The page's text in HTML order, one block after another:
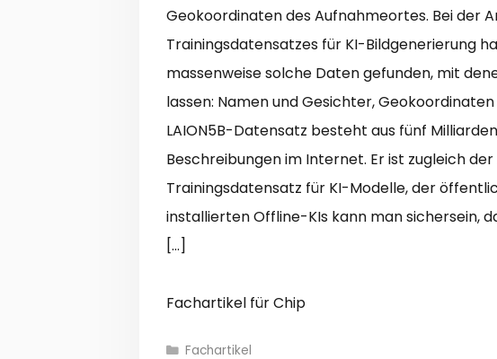
Geokoordinaten des Aufnahmeortes. Bei der
Trainingsdatensatzes für KI-Bildgenerierung
massenweise solche Daten gefunden, mit
lassen: Namen und Gesichter,
LAION5B-Datensatz besteht aus fünf
Beschreibungen im Internet. Er ist zugleich
Trainingsdatensatz für KI-Modelle, der
installierten Offline-KIs kann man sichersein,
[…]
Fachartikel für Chip
Kategorien
Fachartikel